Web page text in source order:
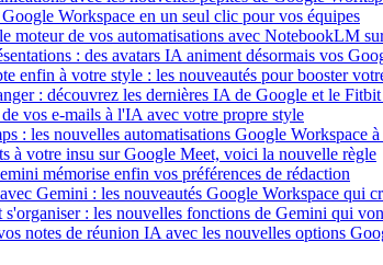
Workspace en un seul clic pour vos équipes
moteur de vos automatisations avec NotebookLM
: des avatars IA animent désormais vos
enfin à votre style : les nouveautés pour booster
: découvrez les dernières IA de Google et le
vos e-mails à l'IA avec votre propre style
: les nouvelles automatisations Google Workspace
à votre insu sur Google Meet, voici la nouvelle règle
mémorise enfin vos préférences de rédaction
Gemini : les nouveautés Google Workspace qui
s'organiser : les nouvelles fonctions de Gemini qui
notes de réunion IA avec les nouvelles options